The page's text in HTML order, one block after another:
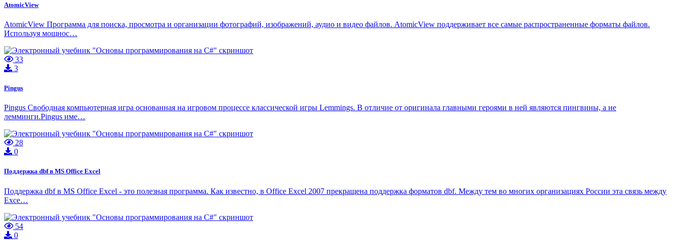
AtomicView
AtomicView Программа для поиска, просмотра и организации фотографий, изображений, аудио и видео файлов. AtomicView поддерживает все самые распространенные форматы файлов.
Используя мощнос…
33
3
Pingus
Pingus Cвободная компьютерная игра основанная на игровом процессе классической игры Lemmings. В отличие от оригинала главными героями в ней являются пингвины, а не
лемминги.Pingus име…
28
0
Поддержка dbf в MS Office Excel
Поддержка dbf в MS Office Excel - это полезная программа. Как известно, в Office Excel 2007 прекращена поддержка форматов dbf. Между тем во многих организациях России эта связь между
Exce…
54
0